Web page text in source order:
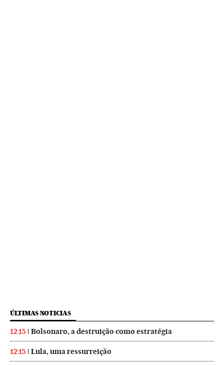
ÚLTIMAS NOTICIAS
12:15 Bolsonaro, a destruição como estratégia
12:15 Lula, uma ressurreição